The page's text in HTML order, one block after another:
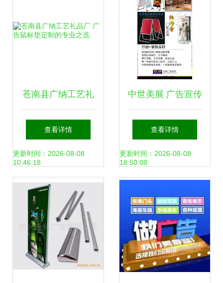
苍南县广纳工艺礼
品厂 广告鼠标垫定
制的专业之选
查看详情
更新时间：2026-08-08
10:46:18
中世美展 广告宣传
的理想伙伴
查看详情
更新时间：2026-08-08
18:50:08